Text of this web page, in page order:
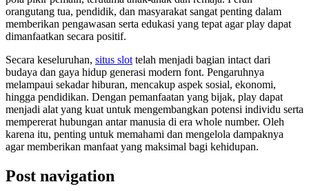
orangutang tua, pendidik, dan masyarakat sangat penting dalam
memberikan pengawasan serta edukasi yang tepat agar play dapat
dimanfaatkan secara positif.
Secara keseluruhan, situs slot telah menjadi bagian intact dari
budaya dan gaya hidup generasi modern font. Pengaruhnya
melampaui sekadar hiburan, mencakup aspek sosial, ekonomi,
hingga pendidikan. Dengan pemanfaatan yang bijak, play dapat
menjadi alat yang kuat untuk mengembangkan potensi individu serta
mempererat hubungan antar manusia di era whole number. Oleh
karena itu, penting untuk memahami dan mengelola dampaknya
agar memberikan manfaat yang maksimal bagi kehidupan.
Post navigation